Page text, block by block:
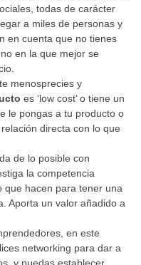
todas de carácter
a miles de personas y
en cuenta que no tienes
en la que mejor se
menosprecies y
es ‘low cost’ o tiene un
le pongas a tu producto o
directa con lo que
de lo posible con
la competencia
que hacen para tener una
Aporta un valor añadido a
en este
networking para dar a
y puedas establecer